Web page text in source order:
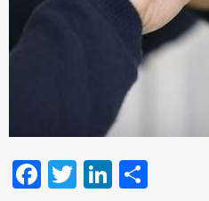
Facebook
TwitterLinkedIn